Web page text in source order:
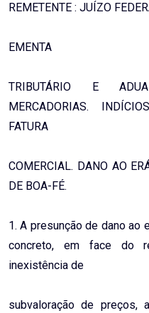
REMETENTE : JUÍZO
EMENTA
TRIBUTÁRIO E
MERCADORIAS.
FATURA
COMERCIAL. DANO AO
DE BOA-FÉ.
1. A presunção de dano ao
concreto, em face do
inexistência de
subvaloração de preços,